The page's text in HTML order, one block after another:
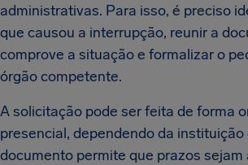
administrativas. Para isso, é preciso
que causou a interrupção, reunir a
comprove a situação e formalizar o
órgão competente.
A solicitação pode ser feita de forma
presencial, dependendo da instituição
documento permite que prazos sejam